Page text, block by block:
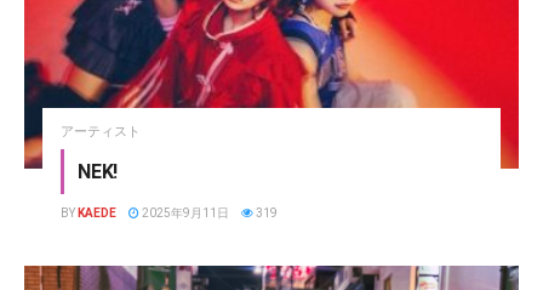
アーティスト
NEK!
BY KAEDE 2025年9月11日 319